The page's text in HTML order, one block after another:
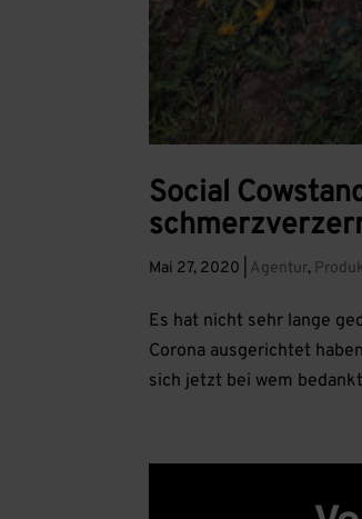
Social
Mai 27, 2020 Agentur,
Es hat nicht sehr lange
Corona ausgerichtet
sich jetzt bei wem